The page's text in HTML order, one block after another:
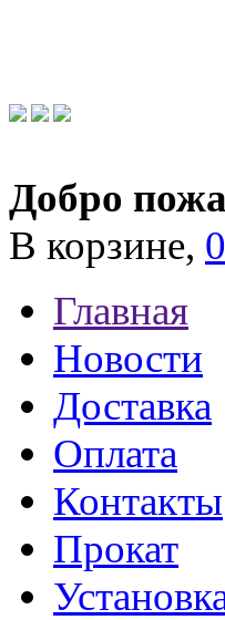
Добро
В корзине,
Главная
Новости
Доставка
Оплата
Контакты
Прокат